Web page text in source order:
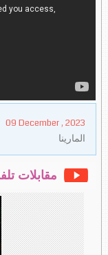
09 December , 2023
المارينا
مقابلات